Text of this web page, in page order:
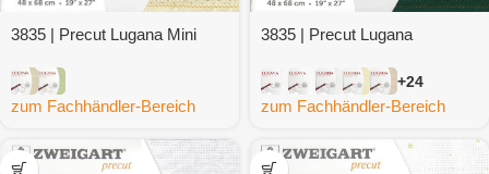
3835 | Precut Lugana Mini
zum Fachhändler-Bereich
3835 | Precut Lugana
+24
zum Fachhändler-Bereich